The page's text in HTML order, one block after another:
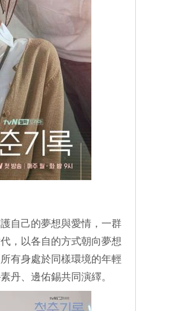
自己的夢想與愛情，一群
，以各自的方式朝向夢想
有身處於同樣環境的年輕
丹、邊佑錫共同演繹。